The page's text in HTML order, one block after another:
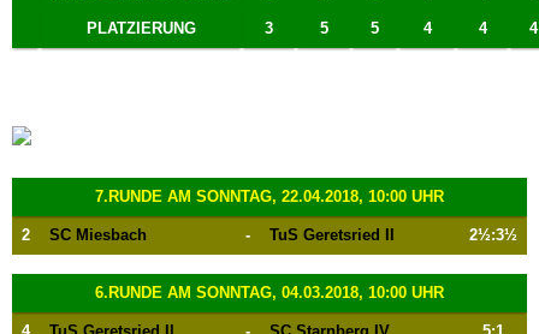
PLATZIERUNG 3 5 5 4 4 4
7.RUNDE AM SONNTAG, 22.04.2018, 10:00 UHR
2 SC Miesbach - TuS Geretsried II 2½:3½
6.RUNDE AM SONNTAG, 04.03.2018, 10:00 UHR